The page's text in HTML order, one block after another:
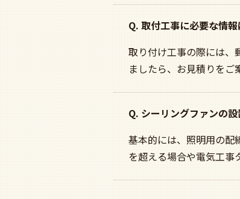
Q. 取付工事に必要な情
取り付け工事の際には、
ましたら、お見積りをご
Q. シーリングファンの
基本的には、照明用の配
を超える場合や電気工事